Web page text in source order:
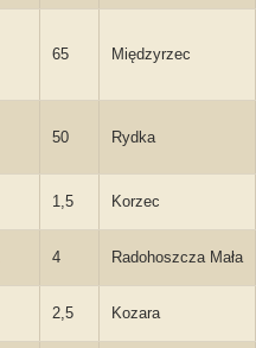
65 Międzyrzec
50 Rydka
1,5 Korzec
4 Radohoszcza Mała
2,5 Kozara